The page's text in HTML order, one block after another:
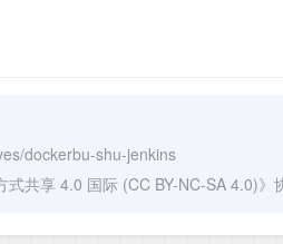
dockerbu-shu-jenkins
共享 4.0 国际 (CC BY-NC-SA 4.0)》